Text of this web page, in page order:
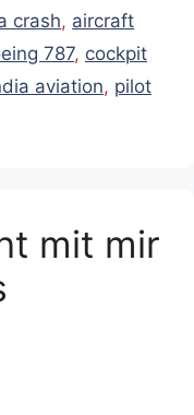
crash, aircraft
787, cockpit
aviation, pilot
mit mir